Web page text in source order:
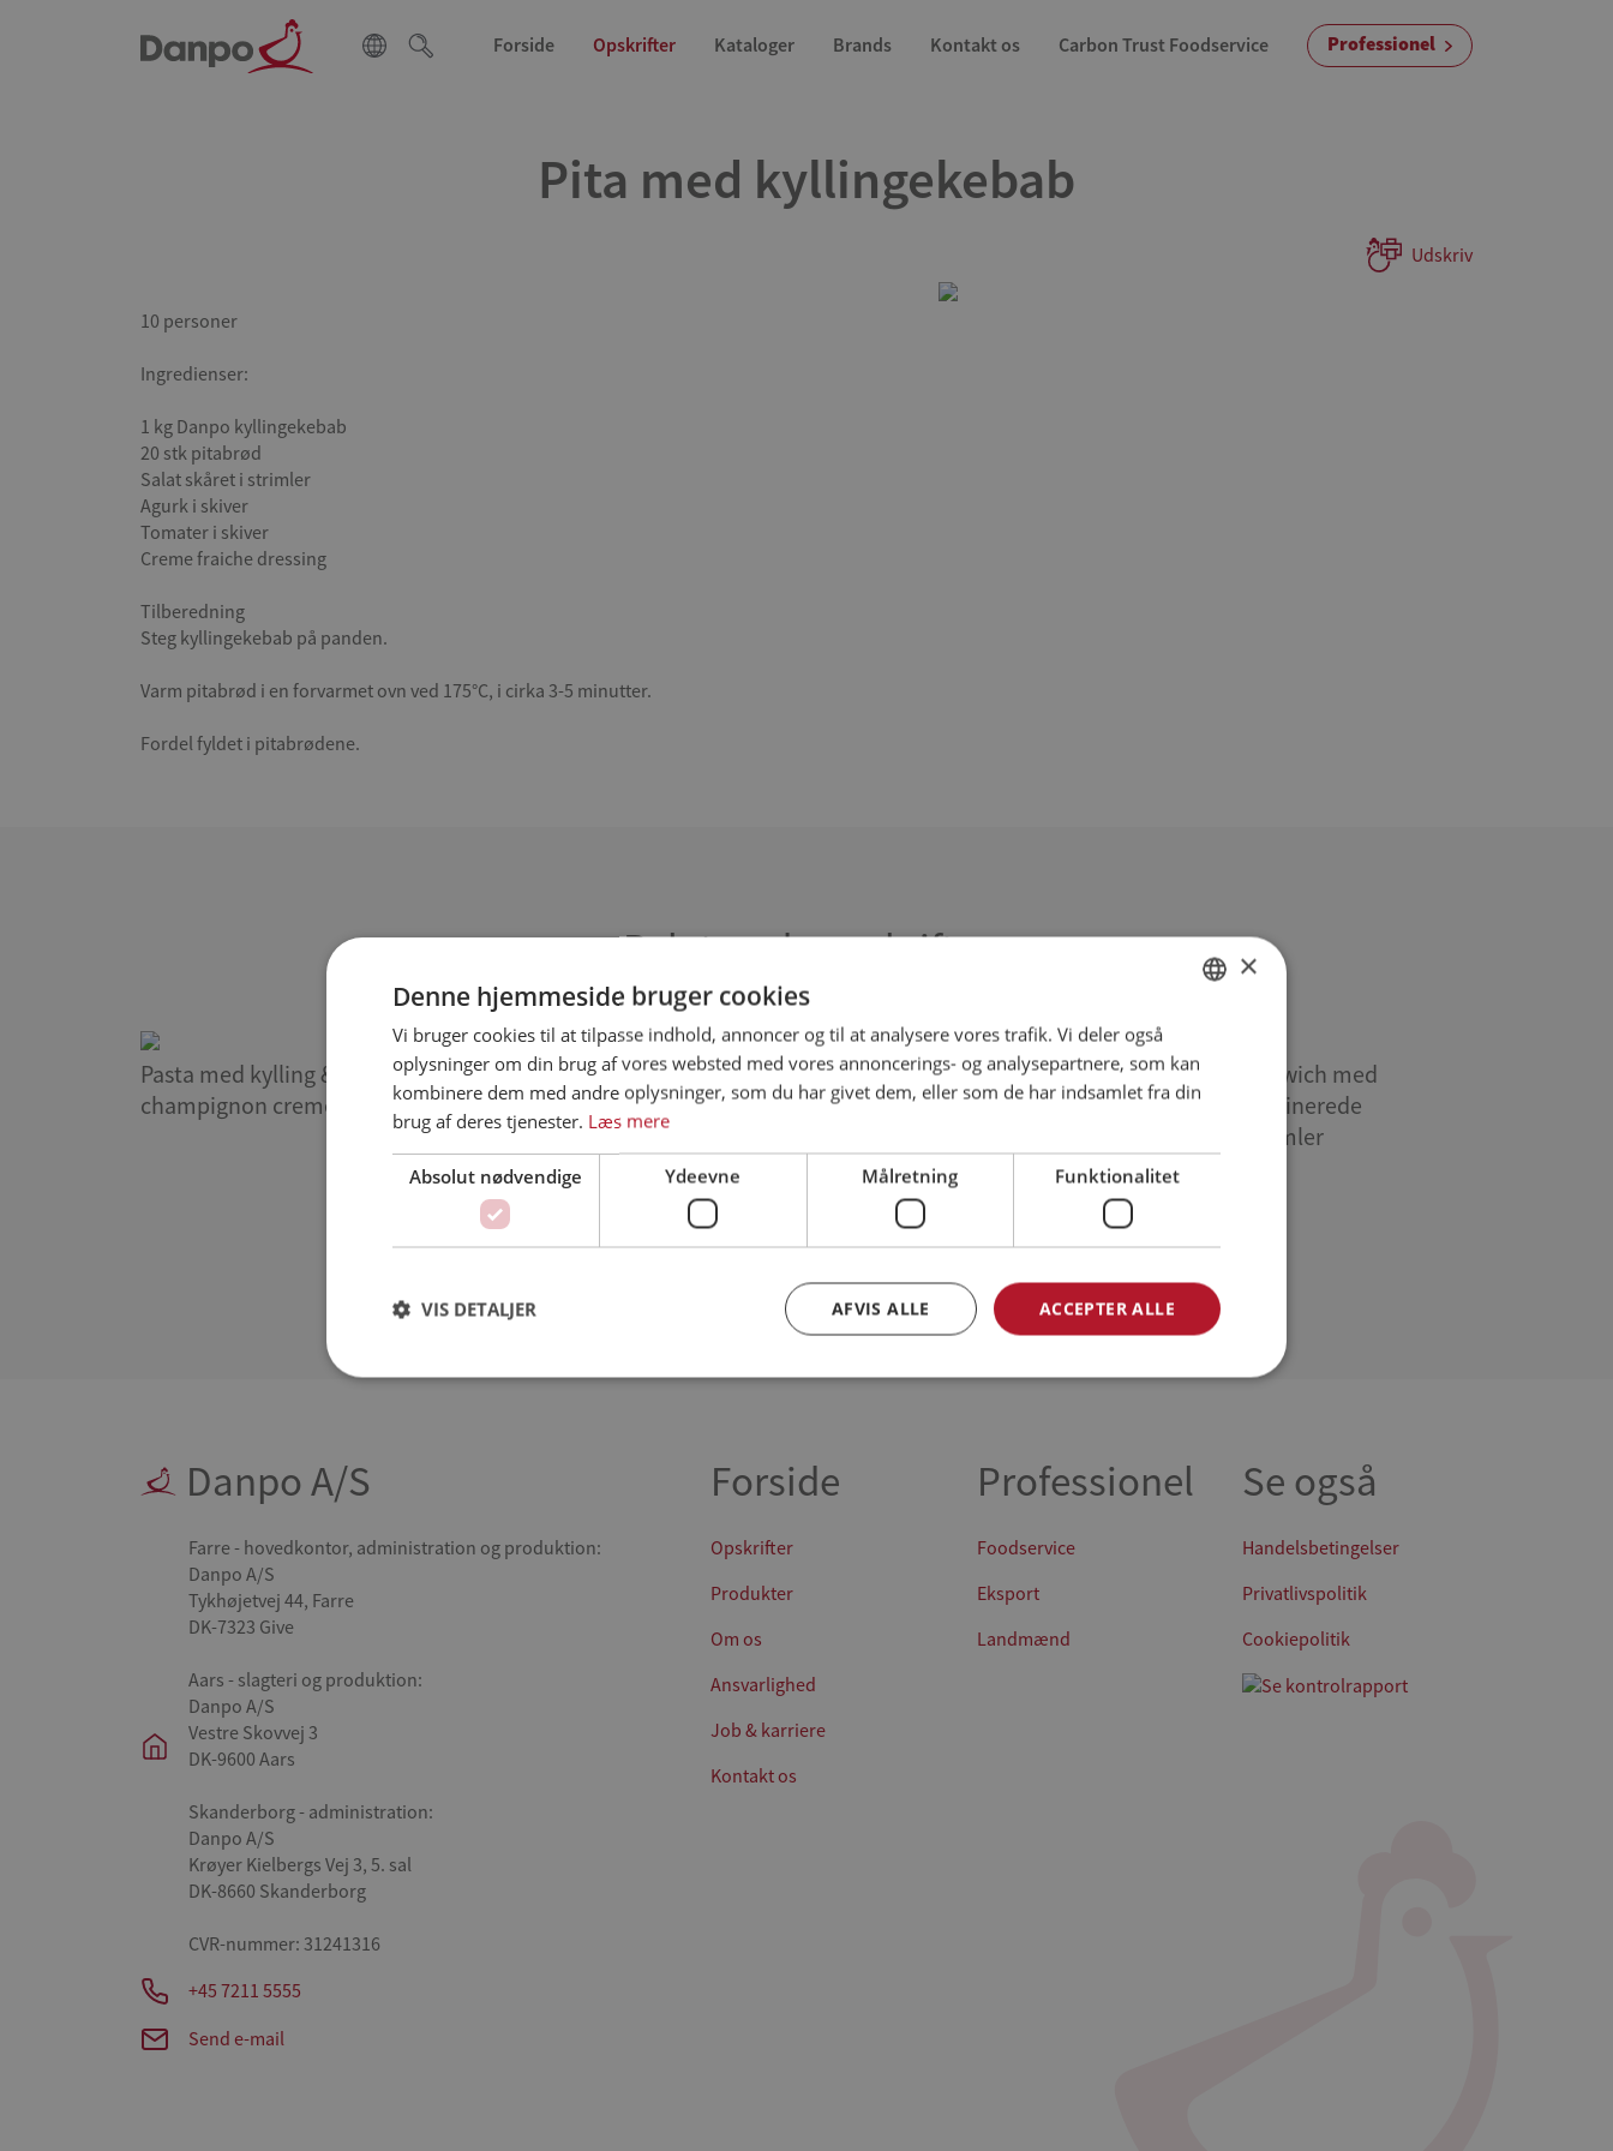
Forside Opskrifter Kataloger Brands Kontakt os Carbon Trust Foodservice Professionel
Pita med kyllingekebab
Udskriv
10 personer
Ingredienser:
1 kg Danpo kyllingekebab
20 stk pitabrød
Salat skåret i strimler
Agurk i skiver
Tomater i skiver
Creme fraiche dressing
Tilberedning
Steg kyllingekebab på panden.
Varm pitabrød i en forvarmet ovn ved 175°C, i cirka 3-5 minutter.
Fordel fyldet i pitabrødene.
Relaterede opskrifter
Pasta med kylling &
champignon creme
Club sandwich Provence tern med pastasala
Rustic sandwich med
kryddermarinerede
kyllingestrimler
Danpo A/S
Farre - hovedkontor, administration og produktion:
Danpo A/S
Tykhøjetvej 44, Farre
DK-7323 Give
Aars - slagteri og produktion:
Danpo A/S
Vestre Skovvej 3
DK-9600 Aars
Skanderborg - administration:
Danpo A/S
Krøyer Kielbergs Vej 3, 5. sal
DK-8660 Skanderborg
CVR-nummer: 31241316
+45 7211 5555
Send e-mail
Forside
Opskrifter
Produkter
Om os
Ansvarlighed
Job & karriere
Kontakt os
Professionel
Foodservice
Eksport
Landmænd
Se også
Handelsbetingelser
Privatlivspolitik
Cookiepolitik
ENGLISH
GERMAN
×
Denne hjemmeside bruger cookies
Vi bruger cookies til at tilpasse indhold, annoncer og til at analysere vores trafik. Vi deler også
oplysninger om din brug af vores websted med vores annoncerings- og analysepartnere, som kan
kombinere dem med andre oplysninger, som du har givet dem, eller som de har indsamlet fra din
brug af deres tjenester. Læs mere
Absolut nødvendige Ydeevne Målretning Funktionalitet
ACCEPTER ALLE
AFVIS ALLE
VIS DETALJER